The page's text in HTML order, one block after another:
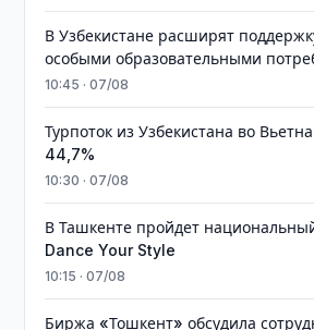
В Узбекистане расширят
особыми образовательными
10:45 · 07/08
Турпоток из Узбекистана во
44,7%
10:30 · 07/08
В Ташкенте пройдет
Dance Your Style
10:15 · 07/08
Биржа «Тошкент» обсудила